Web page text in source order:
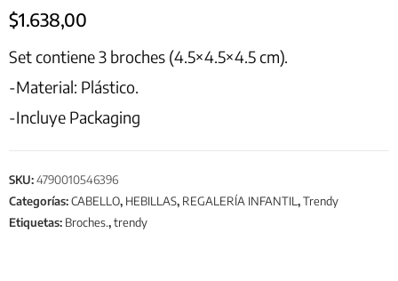
$1.638,00
Set contiene 3 broches (4.5×4.5×4.5 cm).
-Material: Plástico.
-Incluye Packaging
SKU:4790010546396
Categorías:CABELLO, HEBILLAS, REGALERÍA INFANTIL ,Trendy
Etiquetas: Broches.,trendy